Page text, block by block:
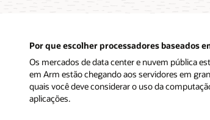
Por que escolher processadores baseados
Os mercados de data center e nuvem pública
em Arm estão chegando aos servidores em
quais você deve considerar o uso da
aplicações.